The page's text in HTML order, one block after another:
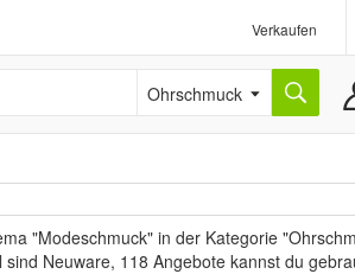
Verkaufen
Ohrschmuck
"Modeschmuck" in der Kategorie
Neuware, 118 Angebote kannst du